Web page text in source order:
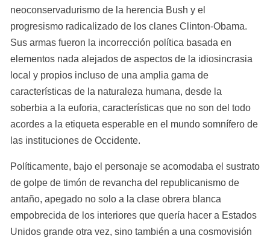
neoconservadurismo de la herencia Bush y el
progresismo radicalizado de los clanes Clinton-Obama.
Sus armas fueron la incorrección política basada en
elementos nada alejados de aspectos de la idiosincrasia
local y propios incluso de una amplia gama de
características de la naturaleza humana, desde la
soberbia a la euforia, características que no son del todo
acordes a la etiqueta esperable en el mundo somnífero de
las instituciones de Occidente.
Políticamente, bajo el personaje se acomodaba el sustrato
de golpe de timón de revancha del republicanismo de
antaño, apegado no solo a la clase obrera blanca
empobrecida de los interiores que quería hacer a Estados
Unidos grande otra vez, sino también a una cosmovisión